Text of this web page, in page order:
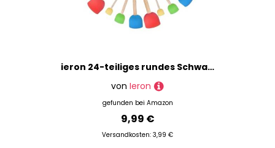
ieron 24-teiliges rundes Schwammpinsel-Set, Schaumstoff-Pinsel, Schwamm-Malwerkzeuge mit Holzgriffen für Kunst und Handwerk
von Ieron
gefunden bei Amazon
9,99 €
Versandkosten: 3,99 €